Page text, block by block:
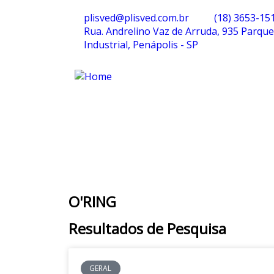
plisved@plisved.com.br
(18) 3653-
Rua. Andrelino Vaz de Arruda, 935 Parque
Industrial, Penápolis - SP
O'RING
Resultados de Pesquisa
GERAL